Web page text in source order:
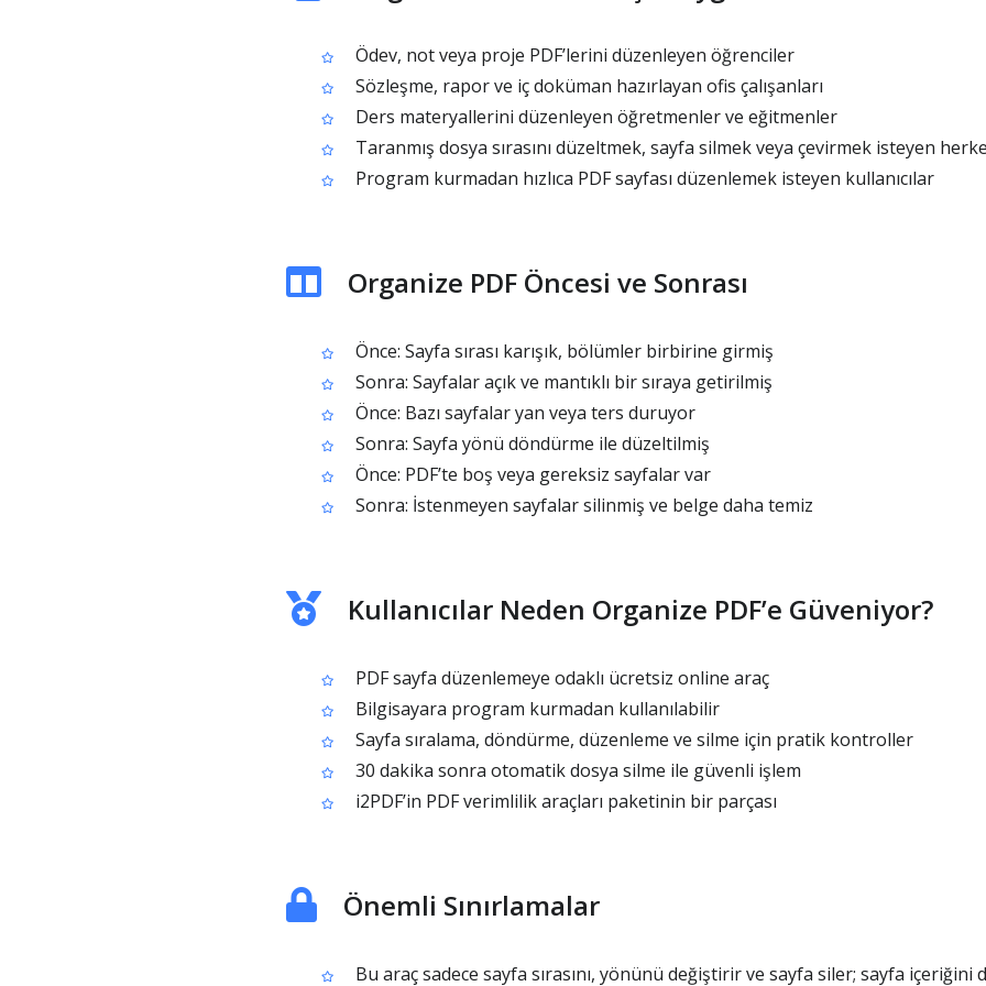
Ödev, not veya proje PDF’lerini düzenleyen öğrenciler
Sözleşme, rapor ve iç doküman hazırlayan ofis çalışanları
Ders materyallerini düzenleyen öğretmenler ve eğitmenler
Taranmış dosya sırasını düzeltmek, sayfa silmek veya çevirmek isteyen
Program kurmadan hızlıca PDF sayfası düzenlemek isteyen kullanıcılar
Organize PDF Öncesi ve Sonrası
Önce: Sayfa sırası karışık, bölümler birbirine girmiş
Sonra: Sayfalar açık ve mantıklı bir sıraya getirilmiş
Önce: Bazı sayfalar yan veya ters duruyor
Sonra: Sayfa yönü döndürme ile düzeltilmiş
Önce: PDF’te boş veya gereksiz sayfalar var
Sonra: İstenmeyen sayfalar silinmiş ve belge daha temiz
Kullanıcılar Neden Organize PDF’e Güveniyor?
PDF sayfa düzenlemeye odaklı ücretsiz online araç
Bilgisayara program kurmadan kullanılabilir
Sayfa sıralama, döndürme, düzenleme ve silme için pratik kontroller
30 dakika sonra otomatik dosya silme ile güvenli işlem
i2PDF’in PDF verimlilik araçları paketinin bir parçası
Önemli Sınırlamalar
Bu araç sadece sayfa sırasını, yönünü değiştirir ve sayfa siler; sayfa içeriğini